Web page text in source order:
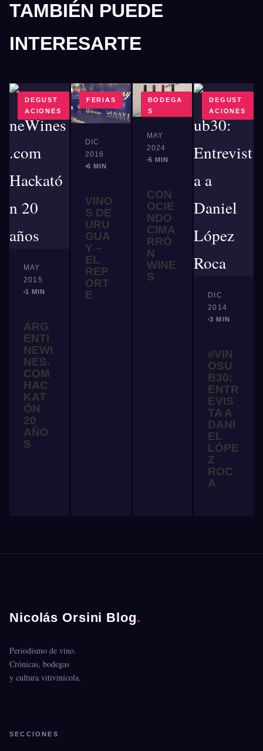
TAMBIÉN PUEDE
INTERESARTE
DEGUST
ACIONES
MAY
2015
1 MIN
ARG
ENTI
NEWI
NES.
COM
HAC
KAT
ÓN
20
AÑO
S
FERIAS
DIC
2016
6 MIN
VINO
S DE
URU
GUA
Y –
EL
REP
ORT
E
BODEGA
S
MAY
2024
5 MIN
CON
OCIE
NDO
CIMA
RRÓ
N
WINE
S
DEGUST
ACIONES
DIC
2014
3 MIN
#VIN
OSU
B30:
ENTR
EVIS
TA A
DANI
EL
LÓPE
Z
ROC
A
Nicolás Orsini Blog.
Periodismo de vino.
Crónicas, bodegas
y cultura vitivinícola.
SECCIONES